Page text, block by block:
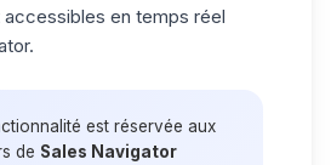
en temps réel
est réservée aux
de Sales Navigator